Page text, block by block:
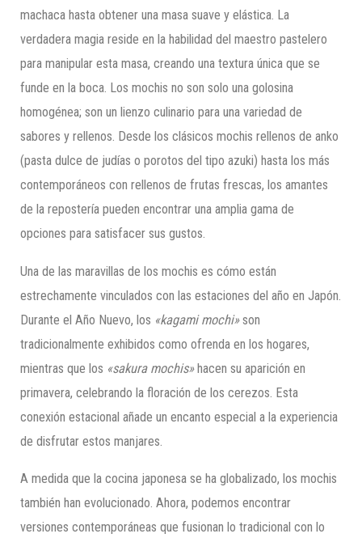
machaca hasta obtener una masa suave y elástica. La
verdadera magia reside en la habilidad del maestro pastelero
para manipular esta masa, creando una textura única que se
funde en la boca. Los mochis no son solo una golosina
homogénea; son un lienzo culinario para una variedad de
sabores y rellenos. Desde los clásicos mochis rellenos de anko
(pasta dulce de judías o porotos del tipo azuki) hasta los más
contemporáneos con rellenos de frutas frescas, los amantes
de la repostería pueden encontrar una amplia gama de
opciones para satisfacer sus gustos.
Una de las maravillas de los mochis es cómo están
estrechamente vinculados con las estaciones del año en Japón.
Durante el Año Nuevo, los «kagami mochi»son
tradicionalmente exhibidos como ofrenda en los hogares,
mientras que los «sakura mochis»hacen su aparición en
primavera, celebrando la floración de los cerezos. Esta
conexión estacional añade un encanto especial a la experiencia
de disfrutar estos manjares.
A medida que la cocina japonesa se ha globalizado, los mochis
también han evolucionado. Ahora, podemos encontrar
versiones contemporáneas que fusionan lo tradicional con lo